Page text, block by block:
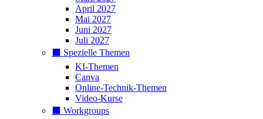
April 2027
Mai 2027
Juni 2027
Juli 2027
⬛️ Spezielle Themen
KI-Themen
Canva
Online-Technik-Themen
Video-Kurse
⬛️ Workgroups